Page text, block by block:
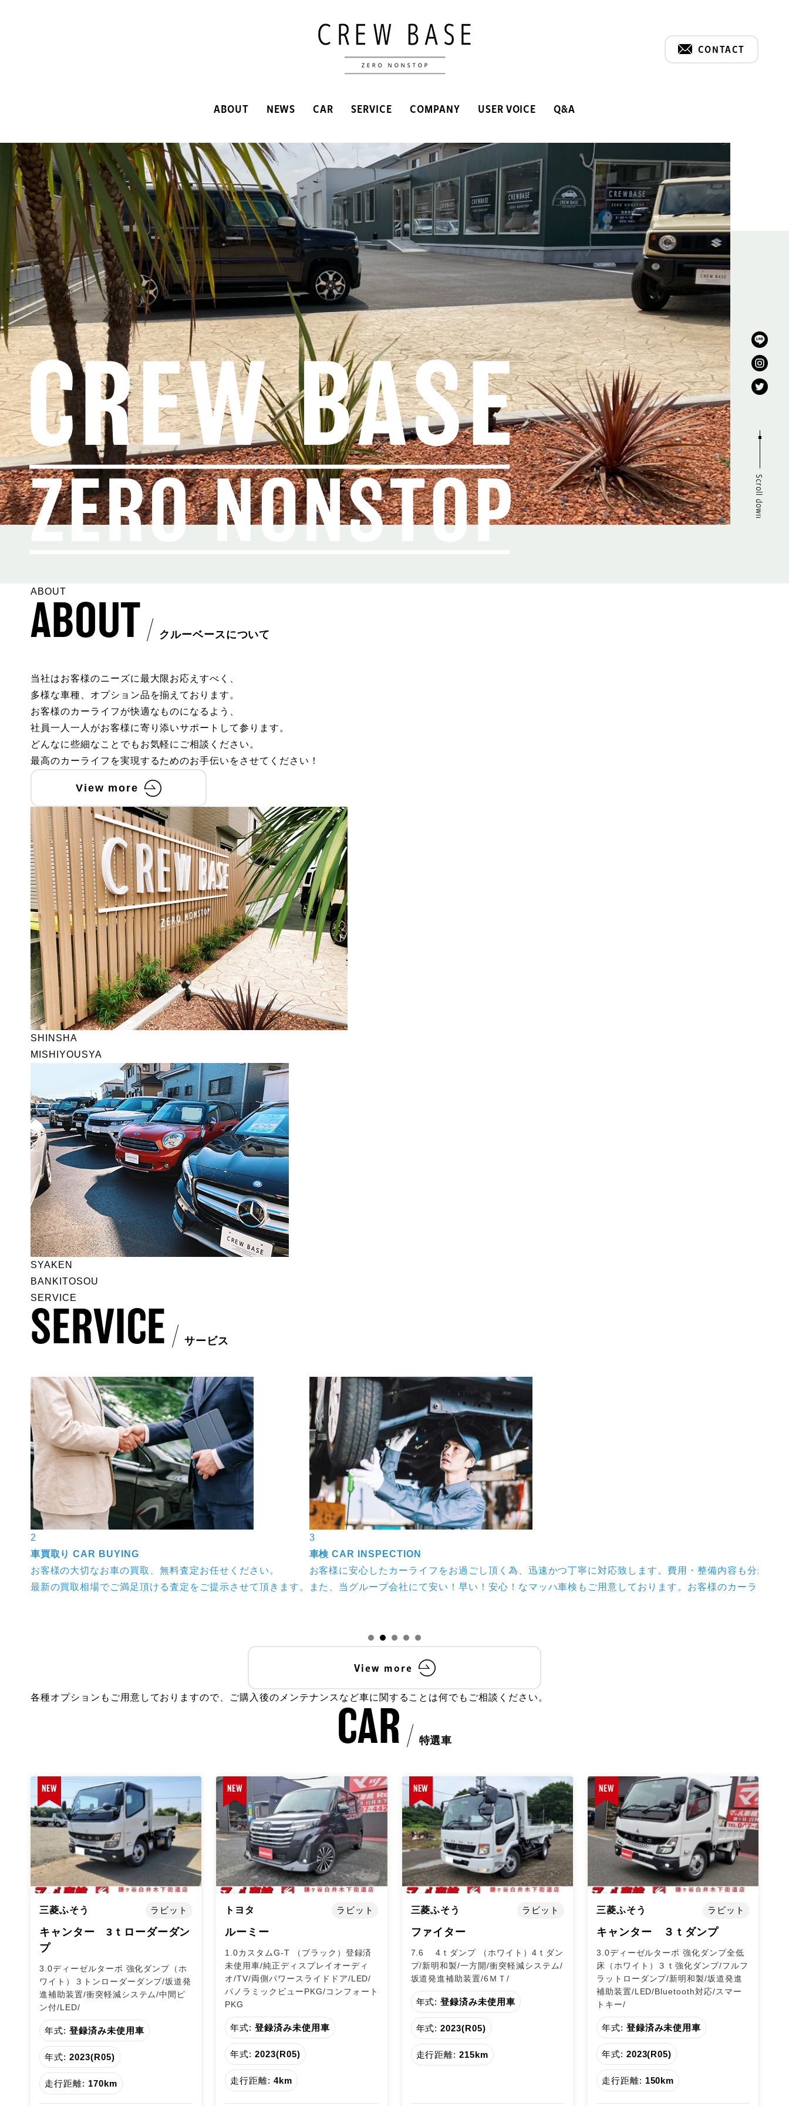
CONTACT
ABOUT NEWS CAR SERVICE COMPANY USER VOICE Q&A
Scroll down
ABOUT
ABOUT クルーベースについて
当社はお客様のニーズに最大限お応えすべく、
多様な車種、オプション品を揃えております。
お客様のカーライフが快適なものになるよう、
社員一人一人がお客様に寄り添いサポートして参ります。
どんなに些細なことでもお気軽にご相談ください。
最高のカーライフを実現するためのお手伝いをさせてください！
View more
SHINSHA
MISHIYOUSYA
SYAKEN
BANKITOSOU
SERVICE
SERVICE サービス
2
車買取り CAR BUYING
お客様の大切なお車の買取、無料査定お任せください。
最新の買取相場でご満足頂ける査定をご提示させて頂きます。
3
車検 CAR INSPECTION
お客様に安心したカーライフをお過ごし頂く為、迅速かつ丁寧に対応致します。費用・整備内容も分かり
また、当グループ会社にて安い！早い！安心！なマッハ車検もご用意しております。お客様のカーライフ
View more
各種オプションもご用意しておりますので、ご購入後のメンテナンスなど車に関することは何でもご相談ください。
CAR 特選車
NEW
三菱ふそう ラビット
キャンター 3ｔローダーダン
プ
3.0ディーゼルターボ 強化ダンプ（ホ
ワイト）３トンローダーダンプ/坂道発
進補助装置/衝突軽減システム/中間ピ
ン付/LED/
年式: 登録済み未使用車
年式: 2023(R05)
走行距離: 170km
NEW
トヨタ ラビット
ルーミー
1.0カスタムG-T （ブラック）登録済
未使用車/純正ディスプレイオーディ
オ/TV/両側パワースライドドア/LED/
パノラミックビューPKG/コンフォート
PKG
年式: 登録済み未使用車
年式: 2023(R05)
走行距離: 4km
NEW
三菱ふそう ラビット
ファイター
7.6 4ｔダンプ （ホワイト）4ｔダン
プ/新明和製/一方開/衝突軽減システム/
坂道発進補助装置/6ＭＴ/
年式: 登録済み未使用車
年式: 2023(R05)
走行距離: 215km
NEW
三菱ふそう ラビット
キャンター ３ｔダンプ
3.0ディーゼルターボ 強化ダンプ全低
床（ホワイト）３ｔ強化ダンプ/フルフ
ラットローダンプ/新明和製/坂道発進
補助装置/LED/Bluetooth対応/スマー
トキー/
年式: 登録済み未使用車
年式: 2023(R05)
走行距離: 150km